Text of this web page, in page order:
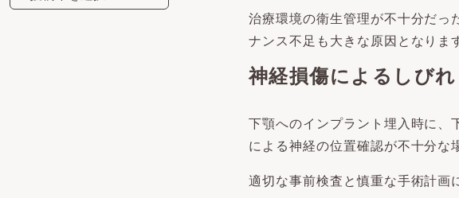
治療環境の衛生管理が不十分だっ
ナンス不足も大きな原因となりま
神経損傷によるしびれ
下顎へのインプラント埋入時に、
による神経の位置確認が不十分な
適切な事前検査と慎重な手術計画